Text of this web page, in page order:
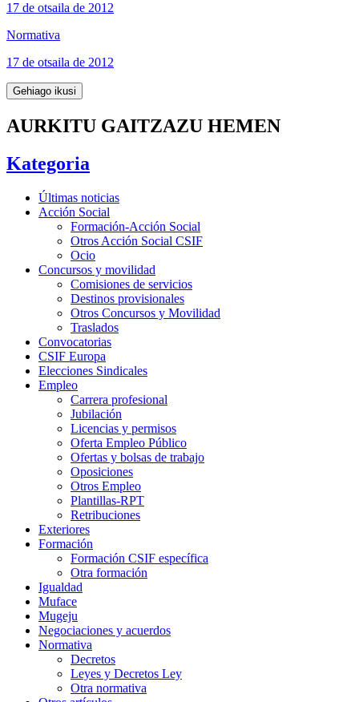
17 de otsaila de 2012
Normativa
17 de otsaila de 2012
Gehiago ikusi
AURKITU GAITZAZU HEMEN
Kategoria
Últimas noticias
Acción Social
Formación-Acción Social
Otros Acción Social CSIF
Ocio
Concursos y movilidad
Comisiones de servicios
Destinos provisionales
Otros Concursos y Movilidad
Traslados
Convocatorias
CSIF Europa
Elecciones Sindicales
Empleo
Carrera profesional
Jubilación
Licencias y permisos
Oferta Empleo Público
Ofertas y bolsas de trabajo
Oposiciones
Otros Empleo
Plantillas-RPT
Retribuciones
Exteriores
Formación
Formación CSIF específica
Otra formación
Igualdad
Muface
Mugeju
Negociaciones y acuerdos
Normativa
Decretos
Leyes y Decretos Ley
Otra normativa